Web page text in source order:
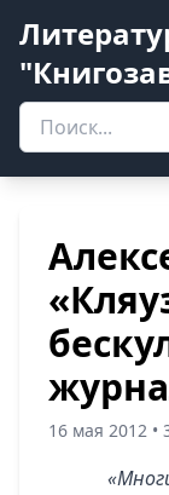
16 мая 2012 •